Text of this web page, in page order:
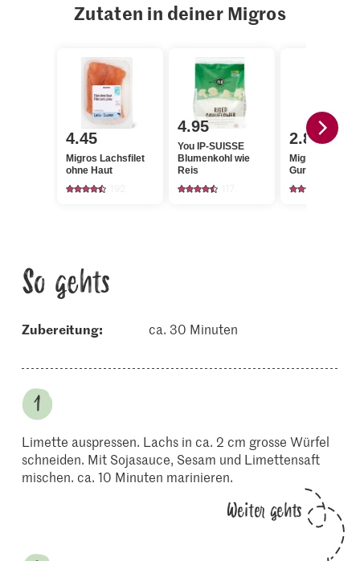
Zutaten in deiner Migros
4.45
Migros Lachsfilet
ohne Haut
4.95
You IP-SUISSE
Blumenkohl wie
Reis
2.80
Migros Snack
Gurken
So gehts
Zubereitung: ca. 30 Minuten
Limette auspressen. Lachs in ca. 2 cm grosse Würfel
schneiden. Mit Sojasauce, Sesam und Limettensaft
mischen. ca. 10 Minuten marinieren.
Weiter gehts